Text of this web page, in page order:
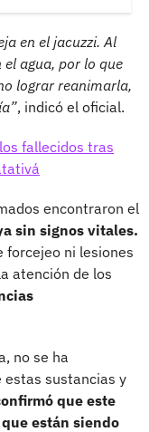
en el jacuzzi. Al
agua, por lo que
lograr reanimarla,
, indicó el oficial.
fallecidos tras
encontraron el
sin signos vitales.
forcejeo ni lesiones
atención de los
no se ha
sustancias y
que este
están siendo